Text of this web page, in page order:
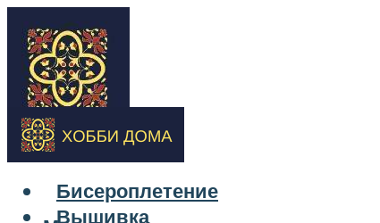
Бисероплетение
Вышивка